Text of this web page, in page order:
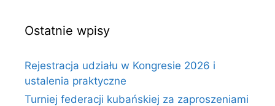
Ostatnie wpisy
Rejestracja udziału w Kongresie 2026 i
ustalenia praktyczne
Turniej federacji kubańskiej za zaproszeniami